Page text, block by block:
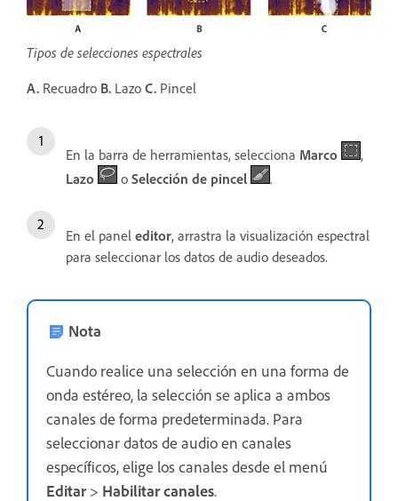
Tipos de selecciones espectrales
A. Recuadro B. Lazo C. Pincel
En la barra de herramientas, selecciona Marco
,
Lazo
o Selección de pincel .
En el panel editor, arrastra la visualización espectral
para seleccionar los datos de audio deseados.
Nota
Cuando realice una selección en una forma de
onda estéreo, la selección se aplica a ambos
canales de forma predeterminada. Para
seleccionar datos de audio en canales
específicos, elige los canales desde el menú
Editar> Habilitar canales.